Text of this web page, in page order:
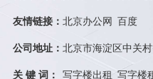
友情链接： 北京办公网 百度
公司地址： 北京市海淀区中关
关 键 词： 写字楼出租 写字楼